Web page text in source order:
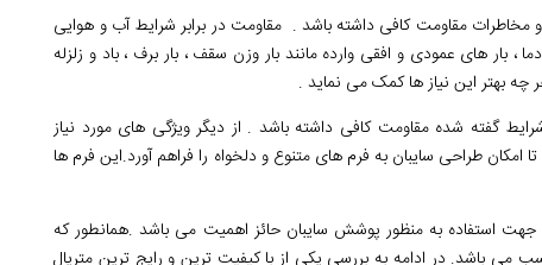
مخاطرات مقاومت کافی داشته باشد . مقاومت در برابر شرایط آب و هوایی
های عمودی و افقی وارده مانند بار وزن سقف ، بار برف ، باد و زلزله
بهتر این نیاز ها کمک می نماید .
گفته شده مقاومت کافی داشته باشد . از دیگر ویژگی های مورد نیاز
طراحی سایبان به فرم های متنوع و دلخواه را فراهم آورد.این فرم ها
استفاده به منظور پوشش سایبان حائز اهمیت می باشد .همانطور که
می باشد. در ادامه به بررسی یکی از با کیفیت ترین و رایج ترین متریال